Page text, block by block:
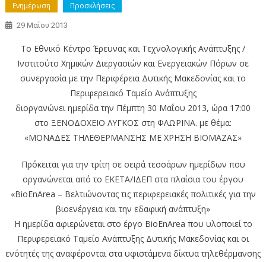
Ενημέρωση Προσκλήσεις
29 Μαΐου 2013
Το Εθνικό Κέντρο Έρευνας και Τεχνολογικής Ανάπτυξης /
Ινστιτούτο Χημικών Διεργασιών και Ενεργειακών Πόρων σε
συνεργασία με την Περιφέρεια Δυτικής Μακεδονίας και το
Περιφερειακό Ταμείο Ανάπτυξης
διοργανώνει ημερίδα την Πέμπτη 30 Μαΐου 2013, ώρα 17:00
στο ΞΕΝΟΔΟΧΕΙΟ ΛΥΓΚΟΣ στη ΦΛΩΡΙΝΑ. με θέμα:
«ΜΟΝΑΔΕΣ ΤΗΛΕΘΕΡΜΑΝΣΗΣ ΜΕ ΧΡΗΣΗ ΒΙΟΜΑΖΑΣ»
Πρόκειται για την τρίτη σε σειρά τεσσάρων ημερίδων που
οργανώνεται από το ΕΚΕΤΑ/ΙΔΕΠ στα πλαίσια του έργου
«BioEnArea – Βελτιώνοντας τις περιφερειακές πολιτικές για την
βιοενέργεια και την εδαφική ανάπτυξη»
Η ημερίδα αφιερώνεται στο έργο BioEnArea που υλοποιεί το
Περιφερειακό Ταμείο Ανάπτυξης Δυτικής Μακεδονίας και οι
ενότητές της αναφέρονται στα υφιστάμενα δίκτυα τηλεθέρμανσης